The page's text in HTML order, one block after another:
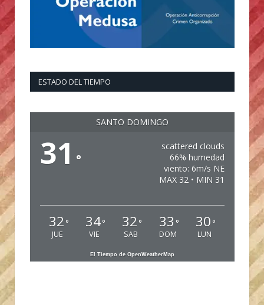
ESTADO DEL TIEMPO
SANTO DOMINGO
31 °
scattered clouds
66% humedad
viento: 6m/s NE
MAX 32 • MIN 31
32 °
JUE
34°
VIE
32 °
SAB
33 °
DOM
30 °
LUN
El Tiempo de OpenWeatherMap